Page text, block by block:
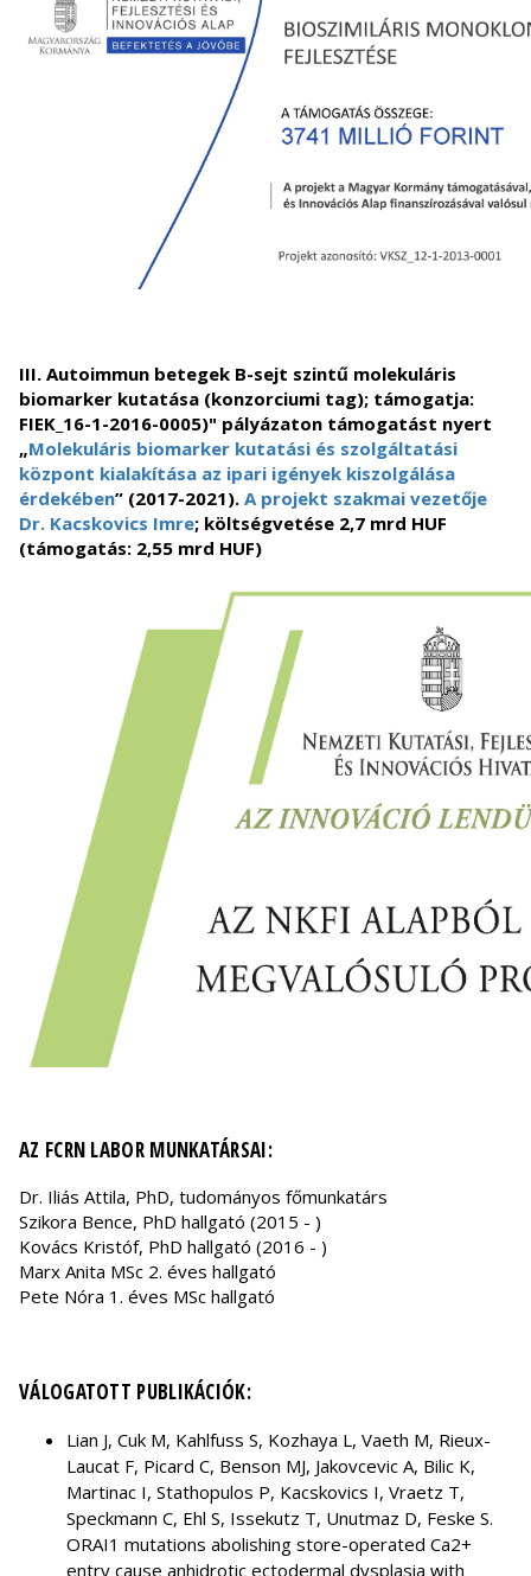
III. Autoimmun betegek B-sejt szintű molekuláris
biomarker kutatása (konzorciumi tag); támogatja:
FIEK_16-1-2016-0005)" pályázaton támogatást nyert
„Molekuláris biomarker kutatási és szolgáltatási
központ kialakítása az ipari igények kiszolgálása
érdekében” (2017-2021). A projekt szakmai vezetője
Dr. Kacskovics Imre; költségvetése 2,7 mrd HUF
(támogatás: 2,55 mrd HUF)
AZ FCRN LABOR MUNKATÁRSAI:
Dr. Iliás Attila, PhD, tudományos főmunkatárs
Szikora Bence, PhD hallgató (2015 - )
Kovács Kristóf, PhD hallgató (2016 - )
Marx Anita MSc 2. éves hallgató
Pete Nóra 1. éves MSc hallgató
VÁLOGATOTT PUBLIKÁCIÓK:
Lian J, Cuk M, Kahlfuss S, Kozhaya L, Vaeth M, Rieux-
Laucat F, Picard C, Benson MJ, Jakovcevic A, Bilic K,
Martinac I, Stathopulos P, Kacskovics I, Vraetz T,
Speckmann C, Ehl S, Issekutz T, Unutmaz D, Feske S.
ORAI1 mutations abolishing store-operated Ca2+
entry cause anhidrotic ectodermal dysplasia with